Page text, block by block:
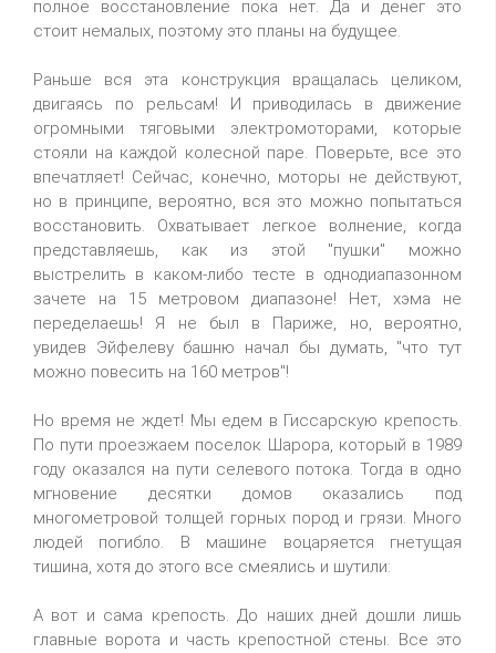
полное восстановление пока нет. Да и денег это
стоит немалых, поэтому это планы на будущее.
Раньше вся эта конструкция вращалась целиком,
двигаясь по рельсам! И приводилась в движение
огромными тяговыми электромоторами, которые
стояли на каждой колесной паре. Поверьте, все это
впечатляет! Сейчас, конечно, моторы не действуют,
но в принципе, вероятно, вся это можно попытаться
восстановить. Охватывает легкое волнение, когда
представляешь, как из этой "пушки" можно
выстрелить в каком-либо тесте в однодиапазонном
зачете на 15 метровом диапазоне! Нет, хэма не
переделаешь! Я не был в Париже, но, вероятно,
увидев Эйфелеву башню начал бы думать, "что тут
можно повесить на 160 метров"!
Но время не ждет! Мы едем в Гиссарскую крепость.
По пути проезжаем поселок Шарора, который в 1989
году оказался на пути селевого потока. Тогда в одно
мгновение десятки домов оказались под
многометровой толщей горных пород и грязи. Много
людей погибло. В машине воцаряется гнетущая
тишина, хотя до этого все смеялись и шутили:
А вот и сама крепость. До наших дней дошли лишь
главные ворота и часть крепостной стены. Все это